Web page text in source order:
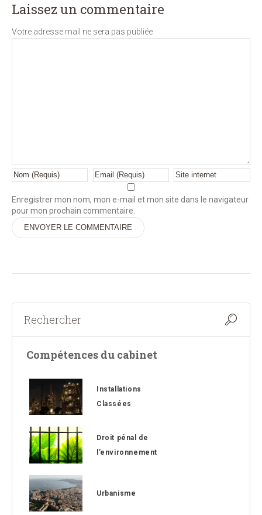
Laissez un commentaire
Votre adresse mail ne sera pas publiée
Enregistrer mon nom, mon e-mail et mon site dans le navigateur
pour mon prochain commentaire.
Compétences du cabinet
Installations
Classées
Droit pénal de
l’environnement
Urbanisme